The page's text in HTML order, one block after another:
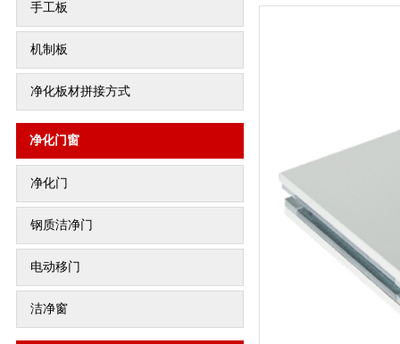
手工板
机制板
净化板材拼接方式
净化门窗
净化门
钢质洁净门
电动移门
洁净窗